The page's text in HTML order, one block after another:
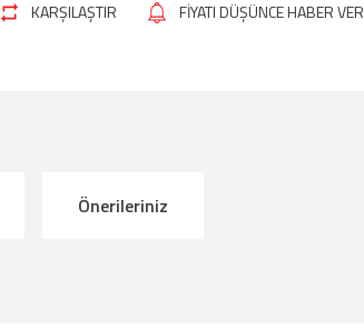
KARŞILAŞTIR FİYATI DÜŞÜNCE HABER VER
Önerileriniz